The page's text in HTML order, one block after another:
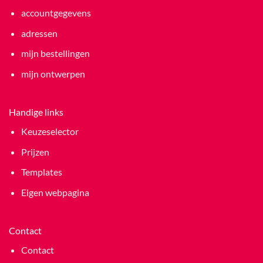
accountgegevens
adressen
mijn bestellingen
mijn ontwerpen
Handige links
Keuzeselector
Prijzen
Templates
Eigen webpagina
Contact
Contact